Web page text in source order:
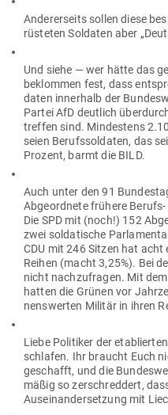
Ande­rer­seits sollen diese
rüs­teten Sol­daten aber
Und siehe — wer hätte das
beklommen fest, dass
daten innerhalb der
Partei AfD deutlich
treffen sind. Min­destens
seien Berufs­sol­daten, das
Prozent, barmt die BILD.
Auch unter den 91
Abge­ordnete frühere
Die SPD mit (noch!) 152
zwei sol­da­tische
CDU mit 246 Sitzen hat acht
Reihen (macht 3,25%). Bei
nicht nach­zu­fragen. Mit
hatten die Grünen vor
nens­werten Militär in ihren
Liebe Poli­tiker der
schlafen. Ihr braucht Euch
geschafft, und die
mäßig so zer­schreddert,
Aus­ein­an­der­setzung mit